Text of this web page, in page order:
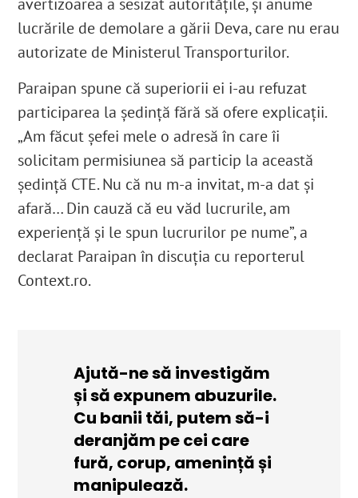
lucrările de demolare a gării Deva, care nu erau
autorizate de Ministerul Transporturilor.
Paraipan spune că superiorii ei i-au refuzat
participarea la ședință fără să ofere explicații.
„Am făcut șefei mele o adresă în care îi
solicitam permisiunea să particip la această
ședință CTE. Nu că nu m-a invitat, m-a dat și
afară… Din cauză că eu văd lucrurile, am
experiență și le spun lucrurilor pe nume”, a
declarat Paraipan în discuția cu reporterul
Context.ro.
Ajută-ne să investigăm
și să expunem abuzurile.
Cu banii tăi, putem să-i
deranjăm pe cei care
fură, corup, amenință și
manipulează.